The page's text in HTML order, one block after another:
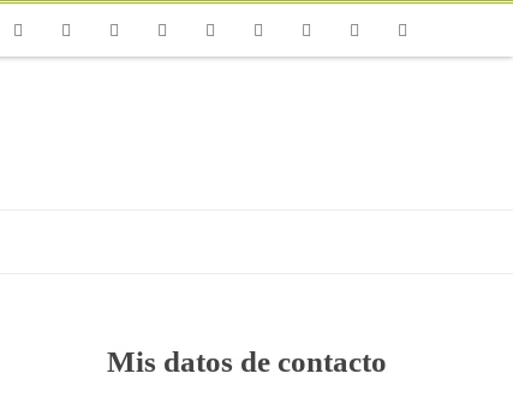
Mis datos de contacto